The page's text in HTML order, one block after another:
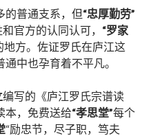
的普通支系，但“忠厚勤劳”
官方的认同认可， “罗家
地方。佐证罗氏在庐江这
中也孕育着不平凡。
编写的《庐江罗氏宗谱读
本，免费送给“孝思堂”每个
“励忠节，尽子职，笃夫